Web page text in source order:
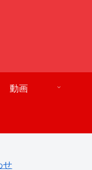
動画
せ